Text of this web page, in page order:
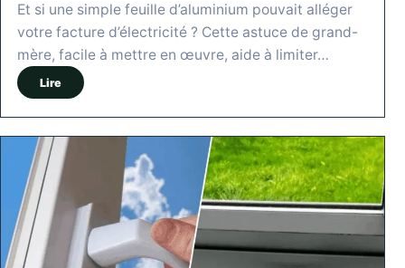
Et si une simple feuille d’aluminium pouvait alléger
votre facture d’électricité ? Cette astuce de grand-
mère, facile à mettre en œuvre, aide à limiter…
Lire